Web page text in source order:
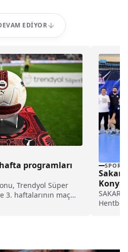
EDIYOR
hafta programları
Trendyol Süper
3. haftalarının maç
SPOR
Konya
Hentbol